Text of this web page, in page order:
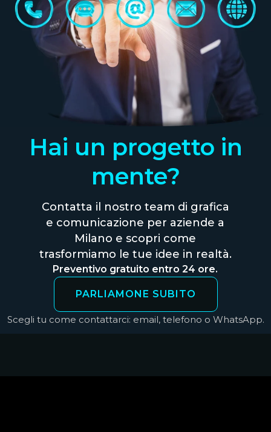
Hai un progetto in
mente?
Contatta il nostro team di grafica
e comunicazione per aziende a
Milano e scopri come
trasformiamo le tue idee in realtà.
Preventivo gratuito entro 24 ore.